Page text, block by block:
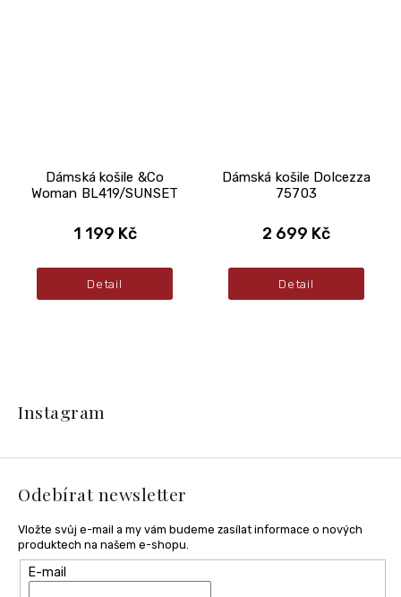
Dámská košile &Co
Woman BL419/SUNSET
1 199 Kč
Detail
Dámská košile Dolcezza
75703
2 699 Kč
Detail
t
Instagram
Odebírat newsletter
Vložte svůj e-mail a my vám budeme zasílat informace o nových
produktech na našem e-shopu.
E-mail